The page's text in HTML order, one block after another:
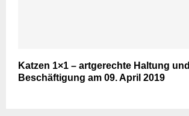
Katzen 1×1 – artgerechte Haltung und
Beschäftigung am 09. April 2019